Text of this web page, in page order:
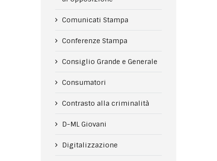
Comunicati Stampa
Conferenze Stampa
Consiglio Grande e Generale
Consumatori
Contrasto alla criminalità
D-ML Giovani
Digitalizzazione